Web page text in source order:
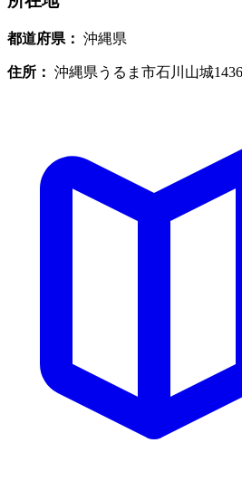
都道府県： 沖縄県
住所： 沖縄県うるま市石川山城1436